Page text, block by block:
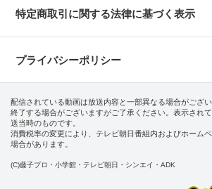
特定商取引に関する法律に基づく表示
プライバシーポリシー
配信されている動画は放送内容と一部異なる場合がござ
終了する場合がございますがご了承ください。表示され
送当時のものです。
消費税率の変更により、テレビ朝日番組内およびホーム
場合があります。
(C)藤子プロ・小学館・テレビ朝日・シンエイ・ADK